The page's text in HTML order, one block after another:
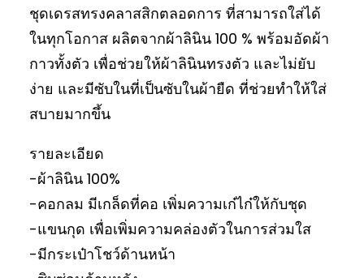
ชุดเดรสทรงคลาสสิกตลอดการ ที่สามารถใส่ได้
ในทุกโอกาส ผลิตจากผ้าลินิน 100 % พร้อมอัดผ้า
กาวทั้งตัว เพื่อช่วยให้ผ้าลินินทรงตัว และไม่ยับ
ง่าย และมีซับในที่เป็นซับในผ้ายืด ที่ช่วยทำให้ใส่
สบายมากขึ้น
รายละเอียด
-ผ้าลินิน 100%
-คอกลม มีเกล็ดที่คอ เพิ่มความเก๋ไก๋ให้กับชุด
-แขนกุด เพื่อเพิ่มความคล่องตัวในการส่วมใส
-มีกระเป๋าโชว์ด้านหน้า